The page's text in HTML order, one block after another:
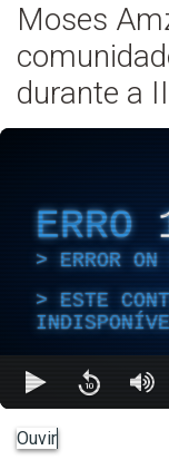
Moses
durante a
ERRO
ERROR
ESTE
Ouvir